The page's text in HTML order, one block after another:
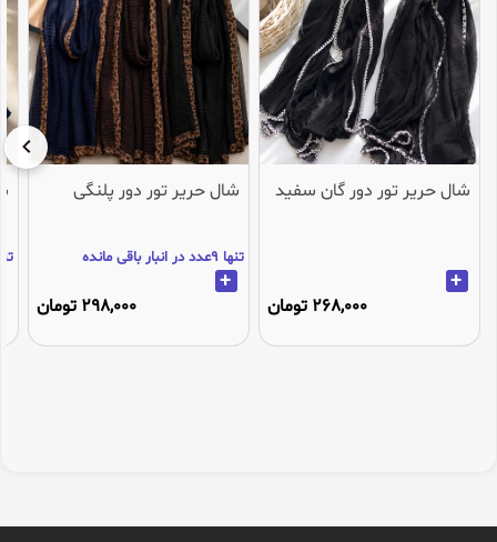
شال حریر تور دور گان سفید
+
268,000 تومان
شال حریر تور دور پلنگی
تنها 9عدد در انبار باقی مانده
+
298,000 تومان
تنها 3عدد